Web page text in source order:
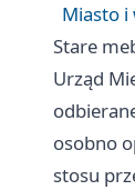
Miasto i
Stare
Urząd
osobno
stosu